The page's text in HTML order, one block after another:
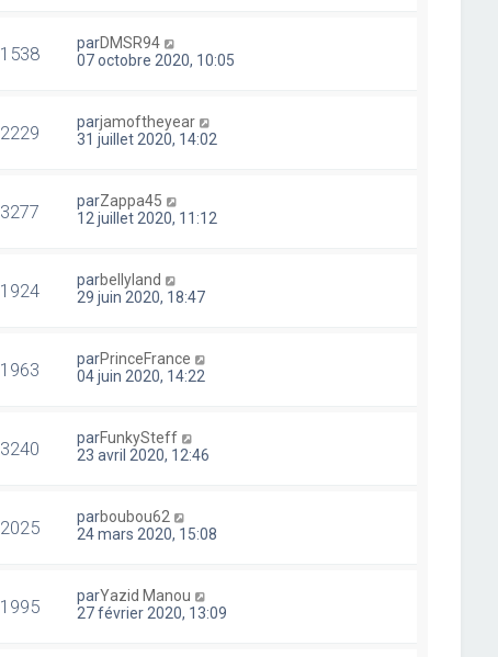
1538 parDMSR94
07 octobre 2020, 10:05
2229 parjamoftheyear
31 juillet 2020, 14:02
3277 parZappa45
12 juillet 2020, 11:12
1924 parbellyland
29 juin 2020, 18:47
1963 parPrinceFrance
04 juin 2020, 14:22
3240 parFunkySteff
23 avril 2020, 12:46
2025 parboubou62
24 mars 2020, 15:08
1995 parYazid Manou
27 février 2020, 13:09